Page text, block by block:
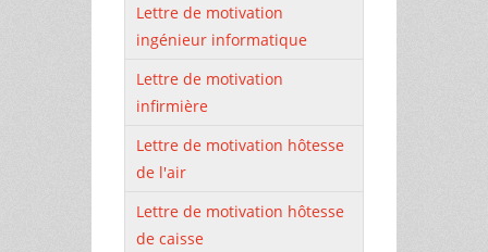
Lettre de motivation
ingénieur informatique
Lettre de motivation
infirmière
Lettre de motivation hôtesse
de l'air
Lettre de motivation hôtesse
de caisse